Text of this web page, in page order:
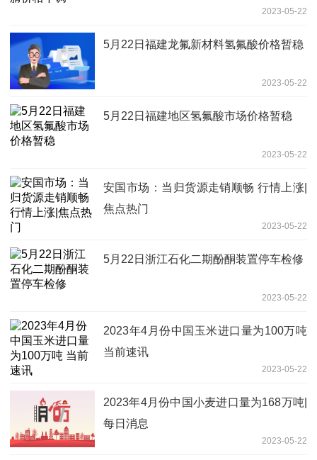
2023-05-22
5月22日福建龙氟新材料氢氟酸价格暂稳
2023-05-22
5月22日福建地区氢氟酸市场价格暂稳
2023-05-22
安国市场：当归货源走销顺畅 行情上涨|
焦点热门
2023-05-22
5月22日浙江石化二期酚酮装置停车检修
2023-05-22
2023年4月份中国玉米进口量为100万吨
当前速讯
2023-05-22
2023年4月份中国小麦进口量为168万吨|
每日消息
2023-05-22